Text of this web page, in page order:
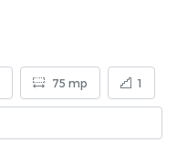
75 mp 1